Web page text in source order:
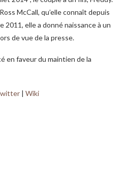
McCall, qu’elle connaît depuis
2011, elle a donné naissance à un
de vue de la presse.
en faveur du maintien de la
| Wiki